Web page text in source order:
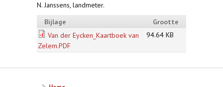
N. Janssens, landmeter.
Bijlage
Grootte
Van der Eycken_Kaartboek van
Zelem.PDF
94.64 KB